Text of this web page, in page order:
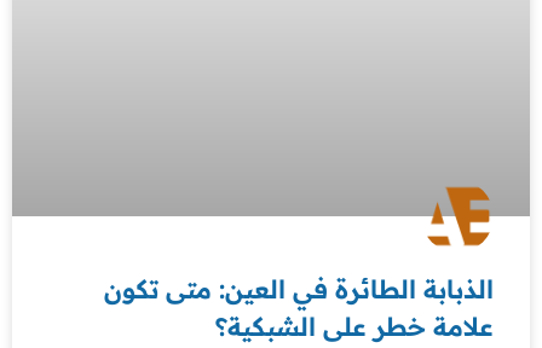
الذبابة الطائرة في العين: متى تكون
علامة خطر على الشبكية؟